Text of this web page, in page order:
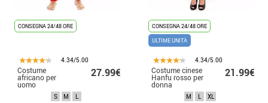
CONSEGNA 24/48 ORE
4.34/5.00
Costume
africano per
uomo
27.99€
S M L
CONSEGNA 24/48 ORE
ULTIME UNITÀ
4.34/5.00
Costume cinese
Hanfu rosso per
donna
21.99€
M L XL